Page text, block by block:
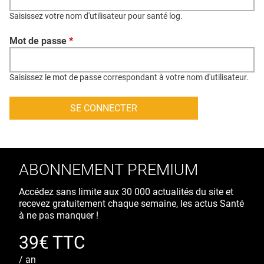
CONTACT
CRÉDITS
Saisissez votre nom d'utilisateur pour santé log.
Mot de passe *
Saisissez le mot de passe correspondant à votre nom d'utilisateur.
ABONNEMENT PREMIUM
Accédez sans limite aux 30 000 actualités du site et
recevez gratuitement chaque semaine, les actus Santé
à ne pas manquer !
39€ TTC
/ an